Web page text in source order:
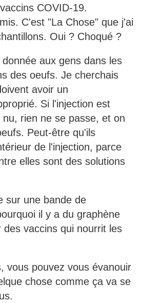
COVID-19.
C'est "La Chose" que j'ai
Oui ? Choqué ?
aux gens dans les
des oeufs. Je cherchais
avoir un
Si l'injection est
rien ne se passe, et on
Peut-être qu'ils
de l'injection, parce
elles sont des solutions
sur une bande de
il y a du graphène
des vaccins qui nourrit les
vous pouvez vous évanouir
chose comme ça va se